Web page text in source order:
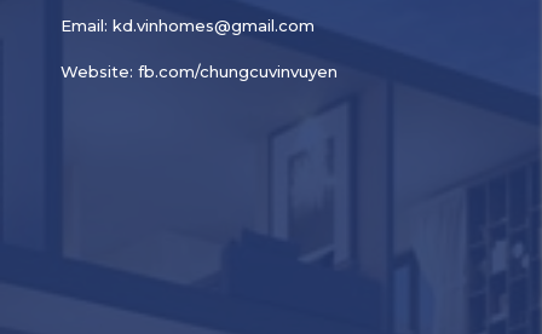
Email: kd.vinhomes@gmail.com
Website: fb.com/chungcuvinvuyen